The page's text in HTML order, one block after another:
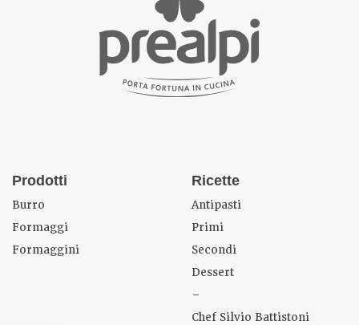
Prodotti
Burro
Formaggi
Formaggini
Ricette
Antipasti
Primi
Secondi
Dessert
–
Chef Silvio Battistoni